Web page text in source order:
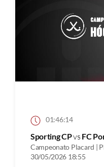
01:46:14
Sporting CPvs FC
Campeonato Placard |
30/05/2026 18:55